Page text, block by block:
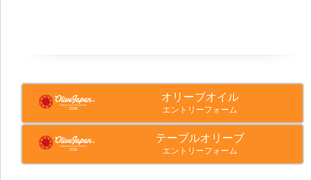
オリーブオイル
エントリーフォーム
テーブルオリーブ
エントリーフォーム